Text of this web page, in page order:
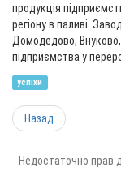
продукція
регіону в паливі.
Домодедово,
підприємства у
успіхи
Назад
Недостаточно прав